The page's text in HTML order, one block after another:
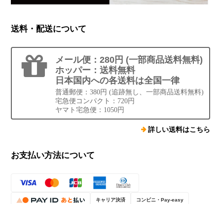
送料・配送について
メール便：280円 (一部商品送料無料)
ホッパー：送料無料
日本国内への各送料は全国一律
普通郵便：380円 (追跡無し、一部商品送料無料)
宅急便コンパクト：720円
ヤマト宅急便：1050円
詳しい送料はこちら
お支払い方法について
キャリア決済 コンビニ・Pay-easy